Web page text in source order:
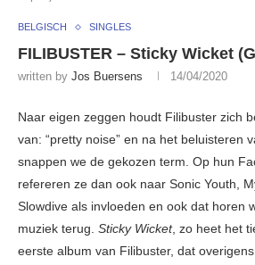
BELGISCH SINGLES
FILIBUSTER – Sticky Wicket
written by Jos Buersens 14/04/2020
Naar eigen zeggen houdt Filibuster zich
van: “pretty noise” en na het beluisteren
snappen we de gekozen term. Op hun
refereren ze dan ook naar Sonic Youth,
Slowdive als invloeden en ook dat horen
muziek terug. Sticky Wicket, zo heet het
eerste album van Filibuster, dat overigens